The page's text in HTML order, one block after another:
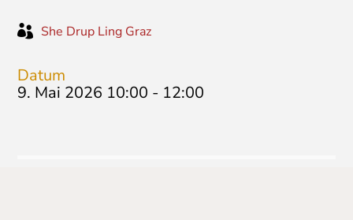
 She Drup Ling Graz
Datum
9. Mai 2026 10:00 - 12:00